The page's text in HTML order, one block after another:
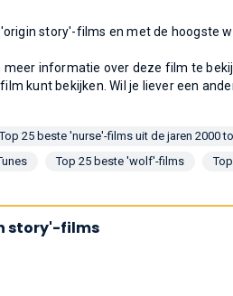
story'-films en met de hoogste
meer informatie over deze film te
kunt bekijken. Wil je liever een
Top 25 beste 'nurse'-films uit de jaren 2000
Top 25 beste 'wolf'-films
story'-films